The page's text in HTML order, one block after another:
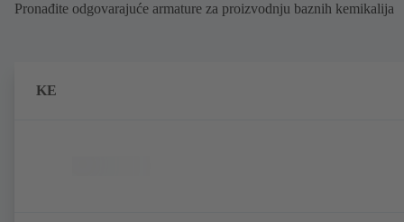
Pronađite odgovarajuće armature za proizvodnju baznih kemikalija
KE